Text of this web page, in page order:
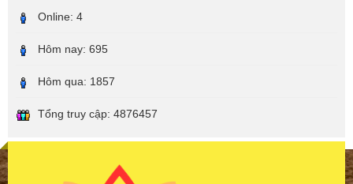
Online: 4
Hôm nay: 695
Hôm qua: 1857
Tổng truy cập: 4876457